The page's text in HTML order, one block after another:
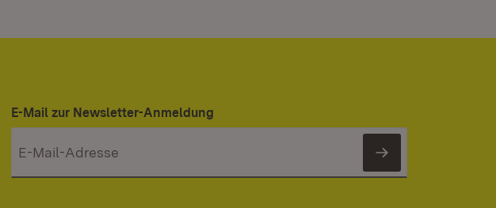
E-Mail zur Newsletter-Anmeldung
Newsletter